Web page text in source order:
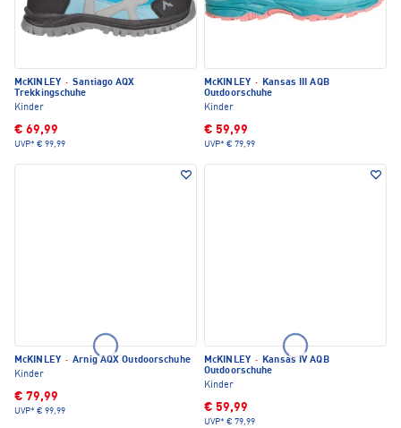
McKINLEY · Santiago AQX
Trekkingschuhe
Kinder
€ 69,99
UVP* € 99,99
McKINLEY · Kansas III AQB
Outdoorschuhe
Kinder
€ 59,99
UVP* € 79,99
McKINLEY · Arnig AQX Outdoorschuhe
Kinder
€ 79,99
UVP* € 99,99
McKINLEY · Kansas IV AQB
Outdoorschuhe
Kinder
€ 59,99
UVP* € 79,99